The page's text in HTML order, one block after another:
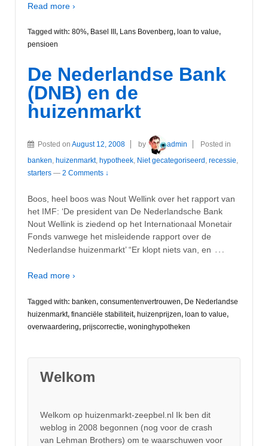
Read more ›
Tagged with: 80%, Basel III , Lans Bovenberg, loan to value,
pensioen
De Nederlandse Bank
(DNB) en de
huizenmarkt
Posted on August 12, 2008 by admin
Posted in
banken huizenmarkt, hypotheek Niet gecategoriseerd recessie
starters — 2 Comments ↓
Boos, heel boos was Nout Wellink over het rapport van
het IMF: ‘De president van De Nederlandsche Bank
Nout Wellink is ziedend op het Internationaal Monetair
Fonds vanwege het misleidende rapport over de
Nederlandse huizenmarkt’ “Er klopt niets van, en …
Read more ›
Tagged with: banken, consumentenvertrouwen, De Nederlandse
huizenmarkt, financiële stabiliteit, huizenprijzen, loan to value,
overwaardering, prijscorrectie, woninghypotheken
Welkom
Welkom op huizenmarkt-zeepbel.nl Ik ben dit
weblog in 2008 begonnen (nog voor de crash
van Lehman Brothers) om te waarschuwen voor